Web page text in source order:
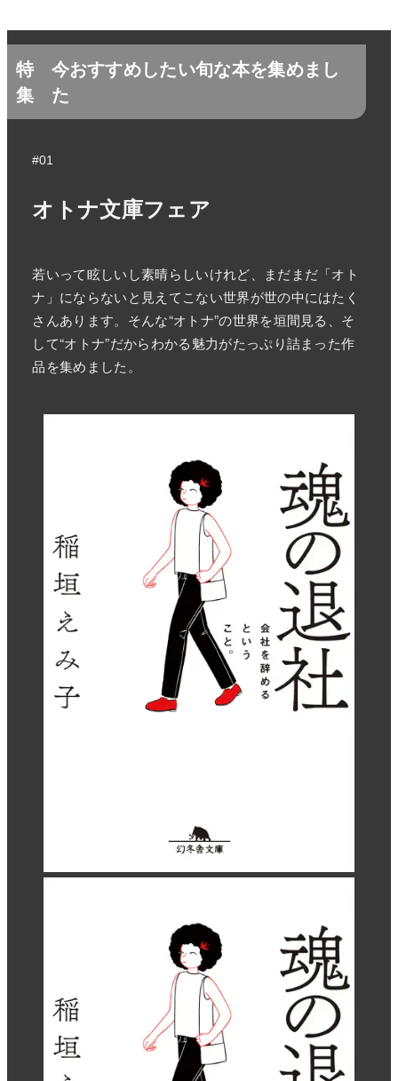
特
集
今おすすめしたい旬な本を集めまし
た
#01
オトナ文庫フェア
若いって眩しいし素晴らしいけれど、まだまだ「オト
ナ」にならないと見えてこない世界が世の中にはたく
さんあります。そんな“オトナ”の世界を垣間見る、そ
して“オトナ”だからわかる魅力がたっぷり詰まった作
品を集めました。